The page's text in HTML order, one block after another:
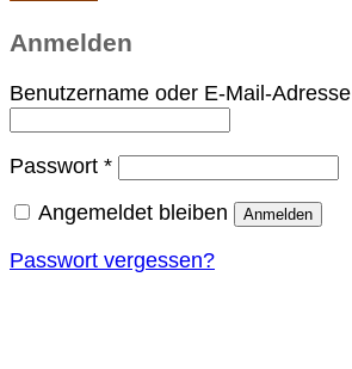
Anmelden
Benutzername oder E-Mail-Adresse
Passwort *Erforderlich
Angemeldet bleiben Anmelden
Passwort vergessen?